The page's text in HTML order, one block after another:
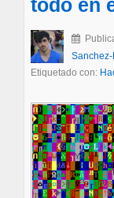
todo en
Etiquetado con: